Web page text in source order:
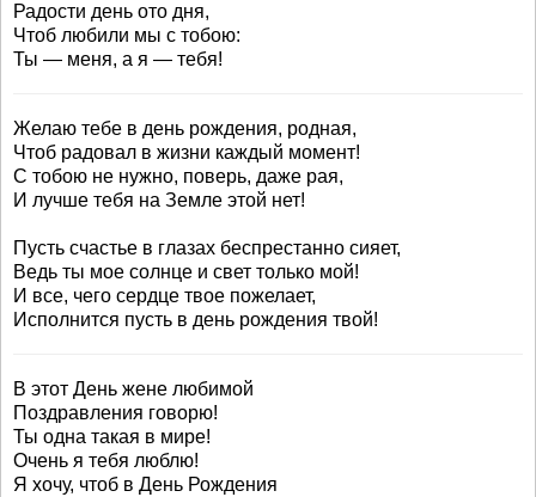
Радости день ото дня,
Чтоб любили мы с тобою:
Ты — меня, а я — тебя!
Желаю тебе в день рождения, родная,
Чтоб радовал в жизни каждый момент!
С тобою не нужно, поверь, даже рая,
И лучше тебя на Земле этой нет!
Пусть счастье в глазах беспрестанно сияет,
Ведь ты мое солнце и свет только мой!
И все, чего сердце твое пожелает,
Исполнится пусть в день рождения твой!
В этот День жене любимой
Поздравления говорю!
Ты одна такая в мире!
Очень я тебя люблю!
Я хочу, чтоб в День Рождения